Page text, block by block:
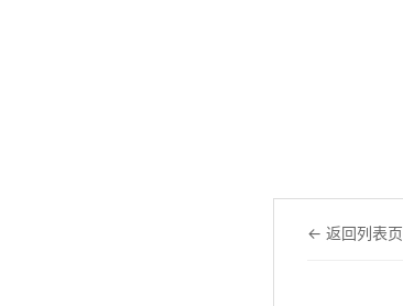
← 返回列表页